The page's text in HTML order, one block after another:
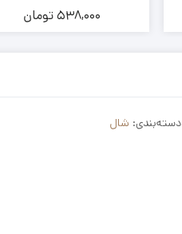
538,000تومان
دسته‌بندی: شال